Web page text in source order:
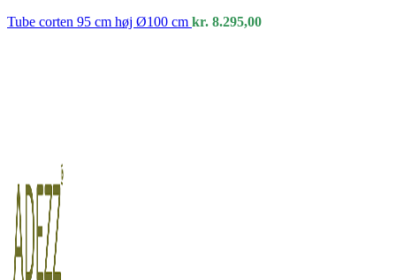
Tube corten 95 cm høj Ø100 cm kr. 8.295,00